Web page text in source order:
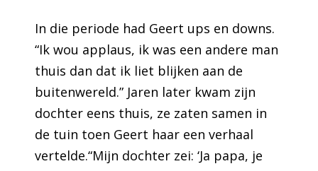
In die periode had Geert ups en downs.
“Ik wou applaus, ik was een andere man
thuis dan dat ik liet blijken aan de
buitenwereld.” Jaren later kwam zijn
dochter eens thuis, ze zaten samen in
de tuin toen Geert haar een verhaal
vertelde.“Mijn dochter zei: ‘Ja papa, je